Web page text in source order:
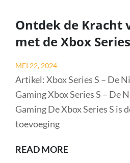
VAN
DE
SAMSUNG
S23:
EEN
IN
Ontdek de Kracht
met de Xbox
Posted
on
MEI 22, 2024
Artikel: Xbox Series S – De
Gaming Xbox Series S – De
Gaming De Xbox Series S is
toevoeging
READ MOREONTDEK